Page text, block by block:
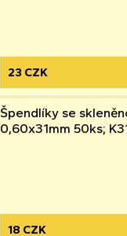
23 CZK
Špendlíky se
0,60x31mm 50ks;
18 CZK